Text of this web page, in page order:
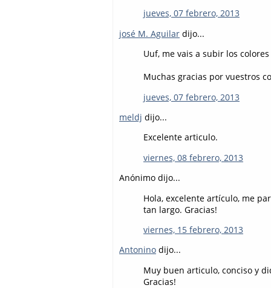
jueves, 07 febrero, 2013
josé M. Aguilar dijo...
Uuf, me vais a subir los colores
Muchas gracias por vuestros
jueves, 07 febrero, 2013
meldj dijo...
Excelente articulo.
viernes, 08 febrero, 2013
Anónimo dijo...
Hola, excelente artículo, me
tan largo. Gracias!
viernes, 15 febrero, 2013
Antonino dijo...
Muy buen articulo, conciso y
Gracias!